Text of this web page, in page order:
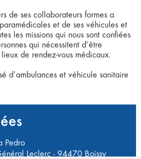
de ses collaborateurs formes a
et de ses véhicules et
les missions qui nous sont confiées
qui nécessitent d’être
de rendez-vous médicaux.
d’ambulances et véhicule sanitaire
Pedro
Leclerc - 94470 Boissy